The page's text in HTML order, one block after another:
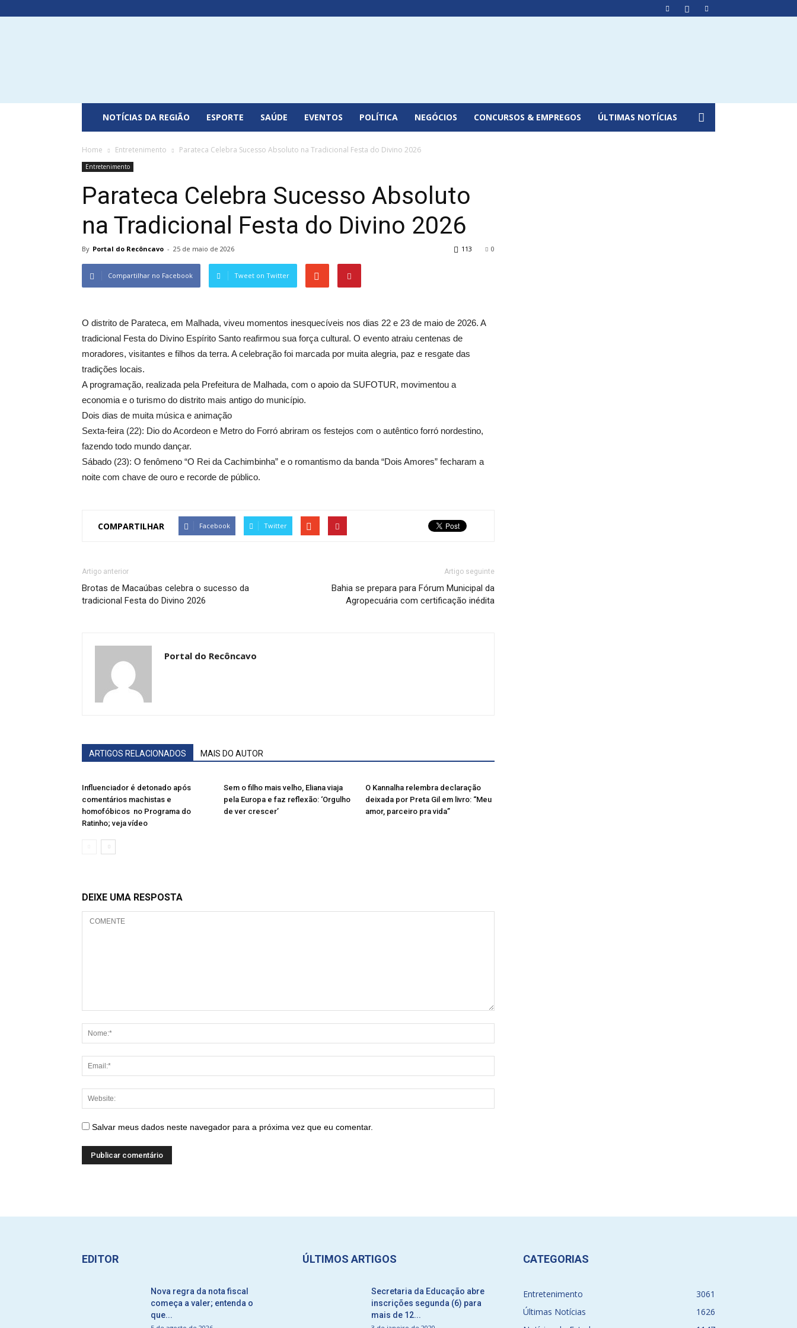
NOTÍCIAS DA REGIÃO ESPORTE SAÚDE EVENTOS POLÍTICA NEGÓCIOS CONCURSOS & EMPREGOS ÚLTIMAS NOTÍCIAS
Home Entretenimento Parateca Celebra Sucesso Absoluto na Tradicional Festa do Divino 2026
Entretenimento
Parateca Celebra Sucesso Absoluto
na Tradicional Festa do Divino 2026
By Portal do Recôncavo - 25 de maio de 2026 0
113
Compartilhar no Facebook Tweet on Twitter
O distrito de Parateca, em Malhada, viveu momentos inesquecíveis nos dias 22 e 23 de maio de 2026. A
tradicional Festa do Divino Espírito Santo reafirmou sua força cultural. O evento atraiu centenas de
moradores, visitantes e filhos da terra. A celebração foi marcada por muita alegria, paz e resgate das
tradições locais.
A programação, realizada pela Prefeitura de Malhada, com o apoio da SUFOTUR, movimentou a
economia e o turismo do distrito mais antigo do município.
Dois dias de muita música e animação
Sexta-feira (22): Dio do Acordeon e Metro do Forró abriram os festejos com o autêntico forró nordestino,
fazendo todo mundo dançar.
Sábado (23): O fenômeno “O Rei da Cachimbinha” e o romantismo da banda “Dois Amores” fecharam a
noite com chave de ouro e recorde de público.
COMPARTILHAR Facebook Twitter
Artigo anterior
Brotas de Macaúbas celebra o sucesso da
tradicional Festa do Divino 2026
Artigo seguinte
Bahia se prepara para Fórum Municipal da
Agropecuária com certificação inédita
Portal do Recôncavo
ARTIGOS RELACIONADOS MAIS DO AUTOR
Influenciador é detonado após
comentários machistas e
homofóbicos no Programa do
Ratinho; veja vídeo
Sem o filho mais velho, Eliana viaja
pela Europa e faz reflexão: ‘Orgulho
de ver crescer’
O Kannalha relembra declaração
deixada por Preta Gil em livro: “Meu
amor, parceiro pra vida”
DEIXE UMA RESPOSTA
Salvar meus dados neste navegador para a próxima vez que eu comentar.
EDITOR
Nova regra da nota fiscal
começa a valer; entenda o
que...
ÚLTIMOS ARTIGOS
Secretaria da Educação abre
inscrições segunda (6) para
mais de 12...
CATEGORIAS
Entretenimento
3061
Últimas Notícias
1626